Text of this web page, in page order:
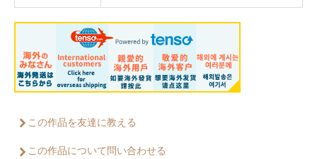
この作品を友達に教える
この作品について問い合わせる